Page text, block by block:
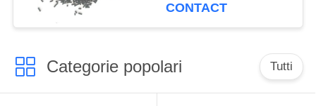
CONTACT
Categorie popolari Tutti